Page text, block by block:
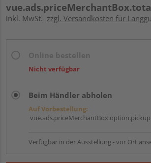
inkl. MwSt. zzgl. Versandkosten für
Nicht verfügbar
Beim Händler abholen
Auf Vorbestellung:
Verfügbar in der Ausstellung - vor Ort